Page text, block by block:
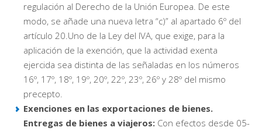
regulación al Derecho de la Unión Europea. De este
modo, se añade una nueva letra “c)” al apartado 6º del
artículo 20.Uno de la Ley del IVA, que exige, para la
aplicación de la exención, que la actividad exenta
ejercida sea distinta de las señaladas en los números
16º, 17º, 18º, 19º, 20º, 22º, 23º, 26º y 28º del mismo
precepto.
Exenciones en las exportaciones de bienes.
Entregas de bienes a viajeros: Con efectos desde 05-